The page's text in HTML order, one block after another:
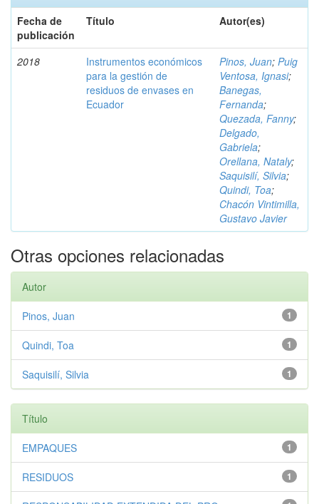
Fecha de
publicación
Título Autor(es)
2018
Instrumentos económicos
para la gestión de
residuos de envases en
Ecuador
Pinos, Juan; Puig
Ventosa, Ignasi;
Banegas,
Fernanda;
Quezada, Fanny;
Delgado,
Gabriela;
Orellana, Nataly;
Saquisilí, Silvia;
Quindi, Toa;
Chacón Vintimilla,
Gustavo Javier
Otras opciones relacionadas
Autor
1
Pinos, Juan
1
Quindi, Toa
1
Saquisilí, Silvia
Título
1
EMPAQUES
1
RESIDUOS